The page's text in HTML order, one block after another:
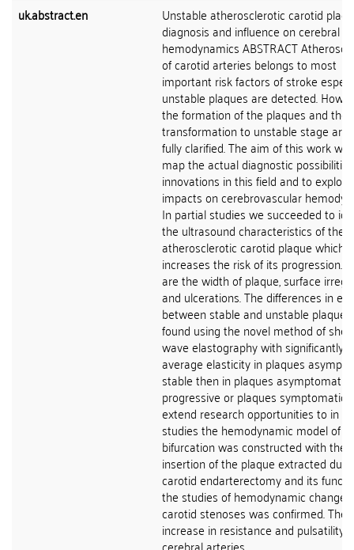
uk.abstract.en
Unstable atherosclerotic carotid
diagnosis and influence on cerebral
hemodynamics ABSTRACT
of carotid arteries belongs to most
important risk factors of stroke
unstable plaques are detected.
the formation of the plaques and their
transformation to unstable stage are
fully clarified. The aim of this work
map the actual diagnostic
innovations in this field and to
impacts on cerebrovascular
In partial studies we succeeded to
the ultrasound characteristics of the
atherosclerotic carotid plaque which
increases the risk of its progression.
are the width of plaque, surface
and ulcerations. The differences in
between stable and unstable plaque
found using the novel method of
wave elastography with significantly
average elasticity in plaques
stable then in plaques asymptomatic
progressive or plaques symptomatic.
extend research opportunities to in
studies the hemodynamic model of
bifurcation was constructed with the
insertion of the plaque extracted
carotid endarterectomy and its
the studies of hemodynamic
carotid stenoses was confirmed. The
increase in resistance and pulsatility